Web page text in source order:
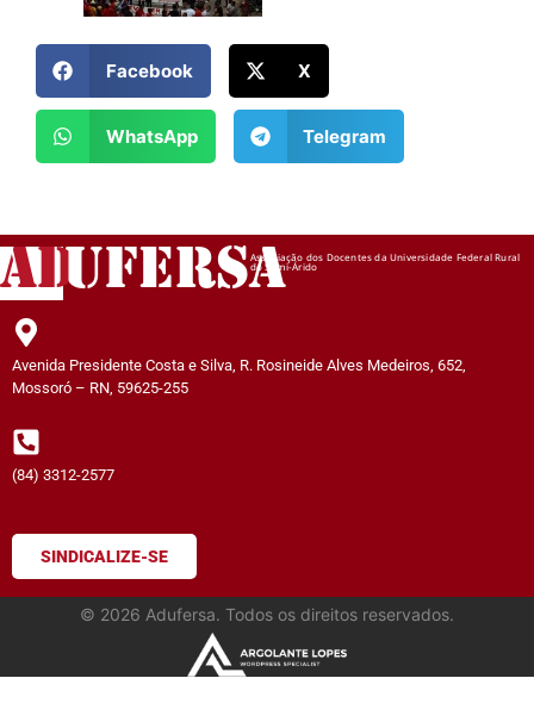
Facebook X
WhatsApp Telegram
ADUFERSAAssociação dos Docentes da Universidade Federal Rural
do Semi-Árido
Avenida Presidente Costa e Silva, R. Rosineide Alves Medeiros, 652,
Mossoró – RN, 59625-255
(84) 3312-2577
SINDICALIZE-SE
© 2026 Adufersa. Todos os direitos reservados.